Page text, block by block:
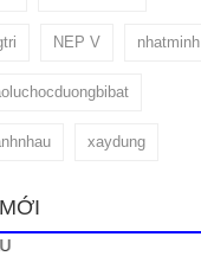
NEP V nhatminh
xaydung